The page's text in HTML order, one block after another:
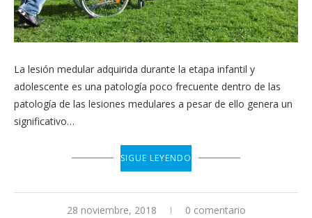
La lesión medular adquirida durante la etapa infantil y
adolescente es una patología poco frecuente dentro de las
patología de las lesiones medulares a pesar de ello genera un
significativo…
SIGUE LEYENDO
28 noviembre, 2018 0 comentario